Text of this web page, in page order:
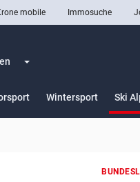
mobile Immosuche
Menü aufklappen
Wintersport Ski